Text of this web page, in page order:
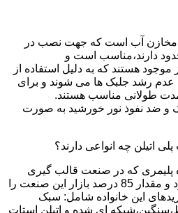
مخازن آب است که جهت نصب در
دارند،مناسب است و
هستند که به دلیل استفاده از
عدم رشد جلبک ها می شوند و برای
طولانی مناسب هستند.
و ضد نفوذ نور خورشید به صورت
اتیلن چه انواعی دارند؟
پلیمری که در صنعت قالب گیری
دورانی از آن استفاده می شود و مقدار 85 درصد بازار این صنعت را
این خانواده شامل: سبک
ای شده و اتیلن استات